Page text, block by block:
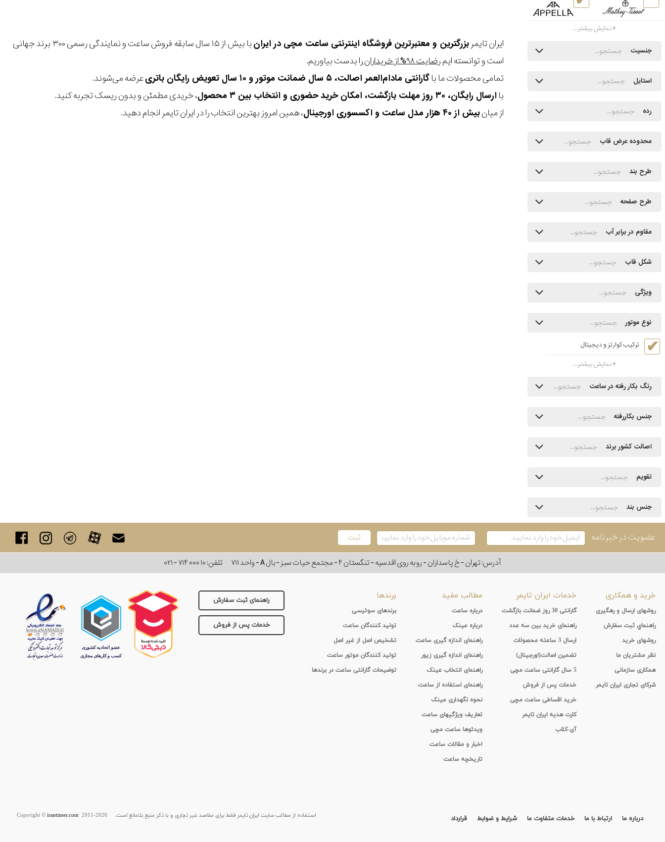
ایران تایمربزرگترین و معتبرترین فروشگاه اینترنتی ساعت مچی در ایران
با بیش از ۱۵ سال سابقه فروش ساعت و نمایندگی رسمی ۳۰۰ برند جهانی
است و توانسته ایمرضایت ۹۸% از خریداران
را بدست بیاوریم.
تمامی محصولات ما باگارانتی مادام‌العمر اصالت، ۵ سال ضمانت موتور و ۱۰ سال تعویض رایگان باتری
عرضه می‌شوند.
باارسال رایگان، ۳۰ روز مهلت بازگشت، امکان خرید حضوری و انتخاب بین ۳ محصول
، خریدی مطمئن و بدون ریسک تجربه کنید.
از میانبیش از ۴۰ هزار مدل ساعت و اکسسوری اورجینال ، همین امروز بهترین انتخاب را در ایران تایمر انجام دهید.
نمایش بیشتر...
جنسیت
استایل
رده
محدوده عرض قاب
طرح بند
طرح صفحه
مقاوم در برابر آب
شکل قاب
ویژگی
نوع موتور
ترکیب کوارتز و دیجیتال
نمایش بیشتر...
رنگ بکار رفته در ساعت
جنس بکاررفته
اصالت کشور برند
تقویم
جنس بند
عضویت در خبرنامه
آدرس: تهران - خ پاسداران - رو به روی اقدسیه - تنگستان ۴ - مجتمع حیات سبز - بال A - واحد ۷۱۱ تلفن:۰۲۱ - ۷۱۴ ۰۰۰ ۱۰
راهنمای ثبت سفارش
خدمات پس از فروش
خرید و همکاری
روشهای ارسال و رهگیری
راهنماي ثبت سفارش
روشهای خرید
نظر مشتریان ما
همکاری سازمانی
شرکای تجاری ایران تایمر
خدمات ایران تایمر
گارانتی 30 روز ضمانت بازگشت
راهنمای خرید بین سه عدد
ارسال 3 ساعته محصولات
تضمین اصالت(اورجینال)
5 سال گارانتی ساعت مچی
خدمات پس از فروش
خرید اقساطی ساعت مچی
کارت هدیه ایران تایمر
آی-کلاب
مطالب مفید
درباره ساعت
درباره عینک
راهنمای اندازه گیری ساعت
راهنمای اندازه گیری زیور
راهنمای انتخاب عینک
راهنمای استفاده از ساعت
نحوه نگهداری عینک
تعاریف ویژگیهای ساعت
ویدئوها ساعت مچی
اخبار و مقالات ساعت
تاریخچه ساعت
برندها
برندهای سوئیسی
تولید کنندگان ساعت
تشخیص اصل از غیر اصل
تولید کنندگان موتور ساعت
توضیحات گارانتی ساعت در برندها
درباره ما ارتباط با ما خدمات متفاوت ما شرایط و ضوابط قرارداد استفاده از مطالب سايت ایران تایمر فقط برای مقاصد غیر تجاری و با ذکر منبع بلامانع است. Copyright © irantimer.com2011-2026